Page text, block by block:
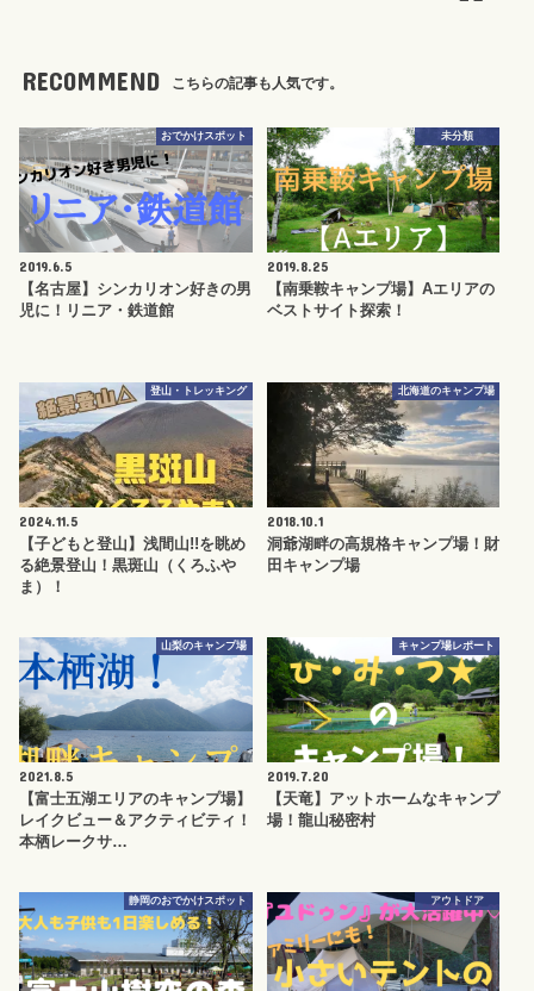
RECOMMEND こちらの記事も人気です。
おでかけスポット
2019.6.5
【名古屋】シンカリオン好きの男
児に！リニア・鉄道館
未分類
2019.8.25
【南乗鞍キャンプ場】Aエリアの
ベストサイト探索！
登山・トレッキング
2024.11.5
【子どもと登山】浅間山!!を眺め
る絶景登山！黒斑山（くろふや
ま）！
北海道のキャンプ場
2018.10.1
洞爺湖畔の高規格キャンプ場！財
田キャンプ場
山梨のキャンプ場
2021.8.5
【富士五湖エリアのキャンプ場】
レイクビュー＆アクティビティ！
本栖レークサ…
キャンプ場レポート
2019.7.20
【天竜】アットホームなキャンプ
場！龍山秘密村
静岡のおでかけスポット アウトドア